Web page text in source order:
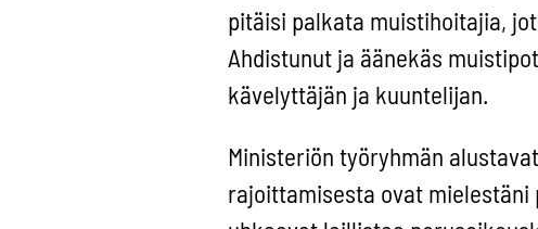
pitäisi palkata muistihoitajia,
Ahdistunut ja äänekäs
kävelyttäjän ja kuuntelijan.
Ministeriön työryhmän
rajoittamisesta ovat mielestäni